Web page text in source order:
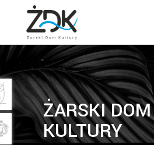
ŻARSKI DOM
KULTURY